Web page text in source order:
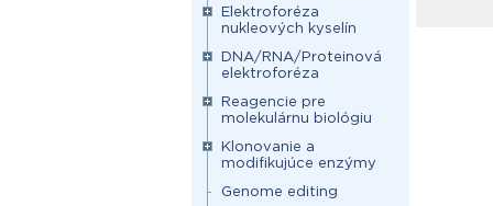
Elektroforéza
nukleových kyselín
DNA/RNA/Proteinová
elektroforéza
Reagencie pre
molekulárnu biológiu
Klonovanie a
modifikujúce enzýmy
Genome editing